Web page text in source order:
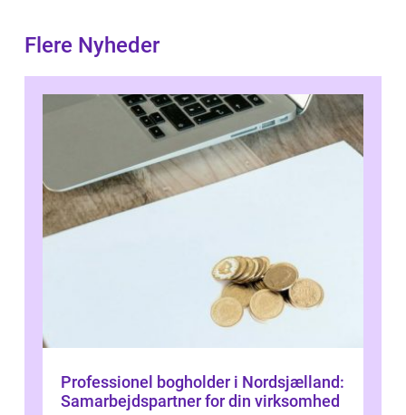
Flere Nyheder
Professionel bogholder i Nordsjælland:
Samarbejdspartner for din virksomhed